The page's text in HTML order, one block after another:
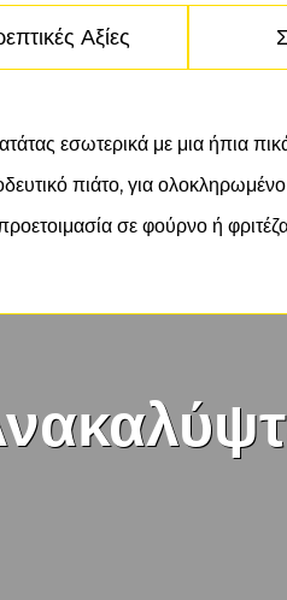
Αξίες
εσωτερικά με μια ήπια
πιάτο, για
σε φούρνο ή